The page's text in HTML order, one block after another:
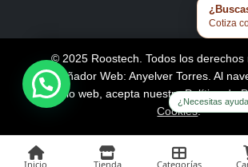
© 2025 Roostech. Todos los derechos
Diseñador Web: Anyelver Torres. Al
sitio web, acepta nuestraPolítica de
Cookies.
Inicio Tienda Categorías
Cotiza
¿Necesitas